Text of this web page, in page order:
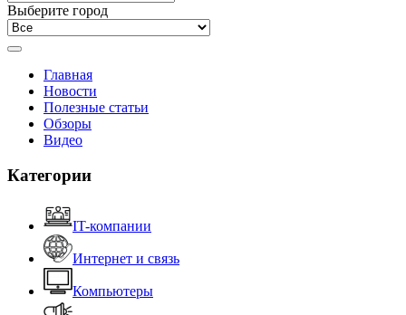
Выберите город
Главная
Новости
Полезные статьи
Обзоры
Видео
Категории
IT-компании
Интернет и связь
Компьютеры